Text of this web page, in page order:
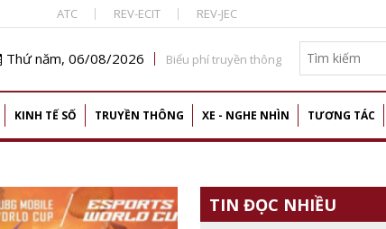
ATC REV-ECIT REV-JEC
Thứ năm, 06/08/2026 Biểu phí truyền thông
KINH TẾ SỐ TRUYỀN THÔNG XE - NGHE NHÌN TƯƠNG TÁC
TIN ĐỌC NHIỀU